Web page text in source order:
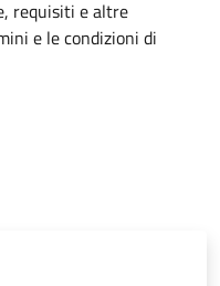
requisiti e altre
e le condizioni di